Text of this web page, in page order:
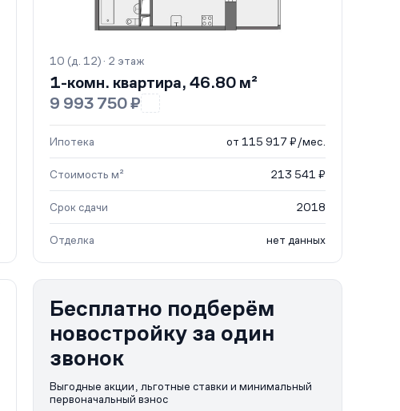
10 (д. 12) · 2 этаж
1-комн. квартира, 46.80 м²
9 993 750 ₽
Ипотека от 115 917 ₽/мес.
Стоимость м² 213 541 ₽
Срок сдачи 2018
Отделка нет данных
Бесплатно подберём
новостройку за один
звонок
Выгодные акции, льготные ставки и минимальный
первоначальный взнос